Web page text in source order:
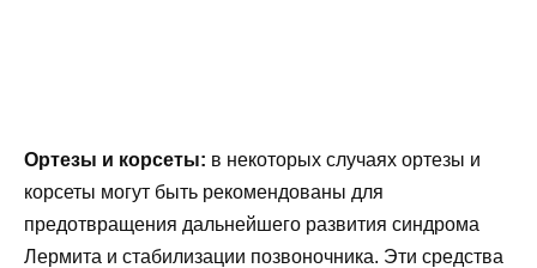
Ортезы и корсеты: в некоторых случаях ортезы и
корсеты могут быть рекомендованы для
предотвращения дальнейшего развития синдрома
Лермита и стабилизации позвоночника. Эти средства